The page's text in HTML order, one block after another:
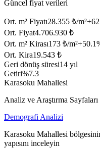
Güncel fiyat verileri
Ort. m² Fiyatı28.355 ₺/m²+
Ort. Fiyat4.706.930 ₺
Ort. m² Kirası173 ₺/m²+50.1
Ort. Kira19.543 ₺
Geri dönüş süresi14 yıl
Getiri%7.3
Karasoku Mahallesi
Analiz ve Araştırma Sayfaları
Demografi Analizi
Karasoku Mahallesi
yapısını inceleyin